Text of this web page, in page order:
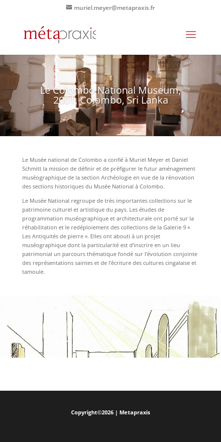
muriel.meyer@metapraxis.fr
Le Colombo National Museum,
2001, Colombo, Sri Lanka
Le Musée national de Colombo a confié à Muriel Meyer et Daniel
Schmitt la mission de définir et de préfigurer le futur aménagement
muséographique de la section Archéologie en vue de la rénovation
des sections historiques du Musée National à Colombo.
Le Musée National regroupe de très importantes collections sur le
patrimoine culturel et artistique du pays. Les études de
programmation muséographique et architecturale ont porté sur la
réhabilitation et le redéploiement des collections de la Galerie 9 «
Les Antiquités de pierre ». Elles ont abouti à un projet
muséographique dont la particularité est d’inscrire en un lieu
patrimonial un parcours thématique fondé sur l’évolution conjointe
des représentations saintes et de l’écriture des cultures cingalaise et
tamoule.
Copyright©2026 | Metapraxis